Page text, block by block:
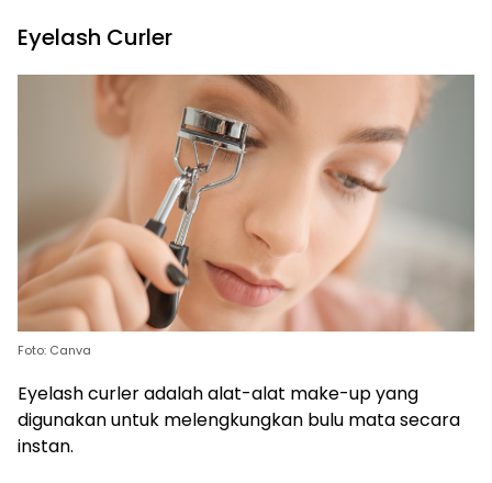
Eyelash Curler
Foto: Canva
Eyelash curler adalah alat-alat make-up yang
digunakan untuk melengkungkan bulu mata secara
instan.